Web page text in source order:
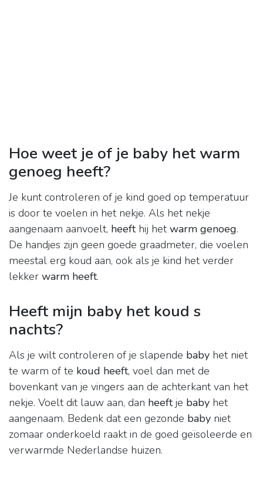
Hoe weet je of je baby het warm
genoeg heeft?
Je kunt controleren of je kind goed op temperatuur
is door te voelen in het nekje. Als het nekje
aangenaam aanvoelt, heefthij hetwarm genoeg.
De handjes zijn geen goede graadmeter, die voelen
meestal erg koud aan, ook als je kind het verder
lekker warm heeft.
Heeft mijn baby het koud s
nachts?
Als je wilt controleren of je slapende baby het niet
te warm of te koud heeft, voel dan met de
bovenkant van je vingers aan de achterkant van het
nekje. Voelt dit lauw aan, dan heeftje baby het
aangenaam. Bedenk dat een gezonde baby niet
zomaar onderkoeld raakt in de goed geïsoleerde en
verwarmde Nederlandse huizen.